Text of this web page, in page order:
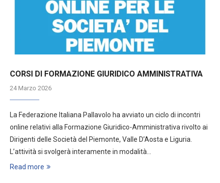
CORSI DI FORMAZIONE GIURIDICO AMMINISTRATIVA
24 Marzo 2026
La Federazione Italiana Pallavolo ha avviato un ciclo di incontri
online relativi alla Formazione Giuridico-Amministrativa rivolto ai
Dirigenti delle Società del Piemonte, Valle D’Aosta e Liguria.
L’attività si svolgerà interamente in modalità…
Read more